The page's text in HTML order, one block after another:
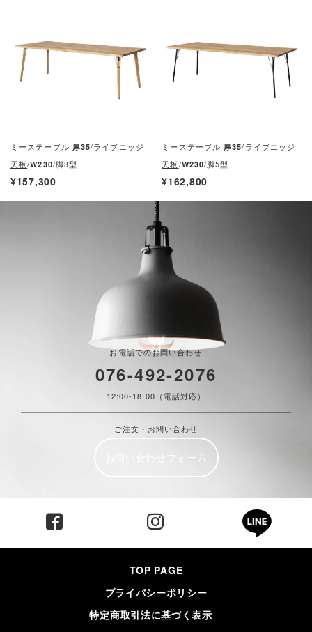
ミーステーブル 厚35/ライブエッジ
天板/W230/脚3型
¥157,300
ミーステーブル 厚35/ライブエッジ
天板/W230/脚5型
¥162,800
お電話でのお問い合わせ
076-492-2076
12:00-18:00（電話対応）
ご注文・お問い合わせ
お問い合わせフォーム
TOP PAGE
プライバシーポリシー
特定商取引法に基づく表示